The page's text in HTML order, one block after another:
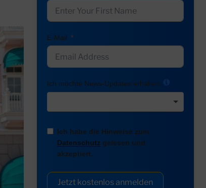
E-Mail
Ich möchte News-Updates erhalten:
Ich habe die Hinweise zum
Datenschutz gelesen und
akzeptiert.
Jetzt kostenlos anmelden